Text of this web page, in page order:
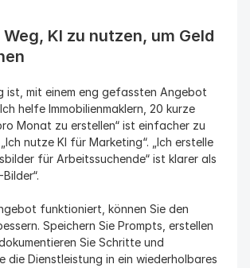
KI zu nutzen, um Geld
ist, mit einem eng gefassten Angebot
helfe Immobilienmaklern, 20 kurze
Monat zu erstellen“ ist einfacher zu
nutze KI für Marketing“. „Ich erstelle
für Arbeitssuchende“ ist klarer als
funktioniert, können Sie den
Speichern Sie Prompts, erstellen
Sie Schritte und
die Dienstleistung in ein wiederholbares